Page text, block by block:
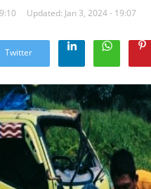
Updated: Jan 3, 2024 - 19:07
Twitter